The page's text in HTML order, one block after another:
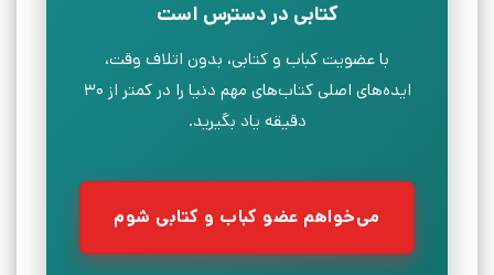
کتابی در دسترس است
با عضویت کباب و کتابی، بدون اتلاف وقت،
ایده‌های اصلی کتاب‌های مهم دنیا را در کمتر از ۳۰
دقیقه یاد بگیرید.
می‌خواهم عضو کباب و کتابی شوم